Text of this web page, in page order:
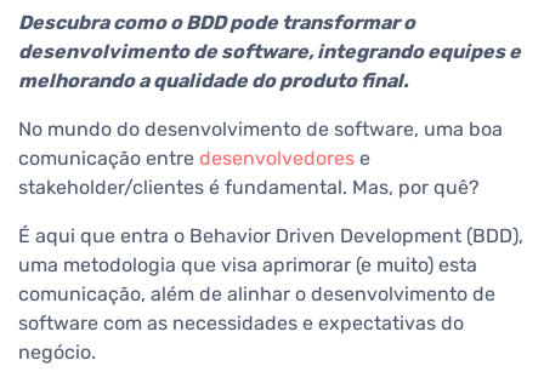
Descubra como o BDD pode transformar o
desenvolvimento de software, integrando equipes e
melhorando a qualidade do produto final.
No mundo do desenvolvimento de software, uma boa
comunicação entre desenvolvedores e
stakeholder/clientes é fundamental. Mas, por quê?
É aqui que entra o Behavior Driven Development (BDD),
uma metodologia que visa aprimorar (e muito) esta
comunicação, além de alinhar o desenvolvimento de
software com as necessidades e expectativas do
negócio.